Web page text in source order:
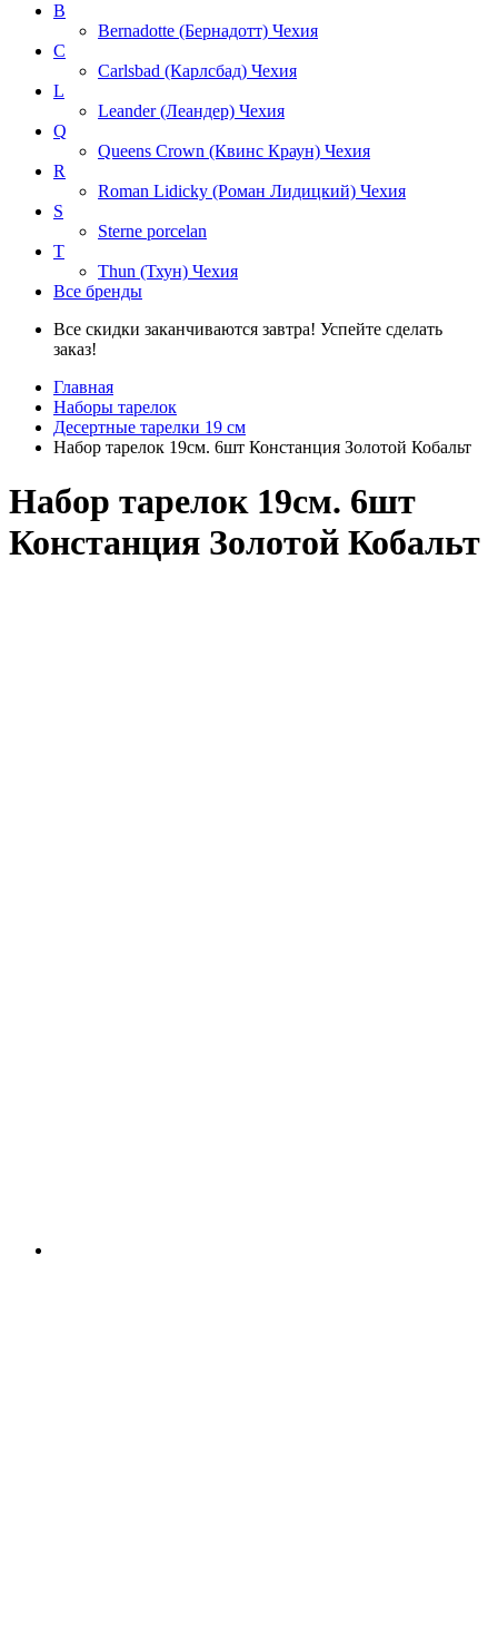
B
Bernadotte (Бернадотт) Чехия
C
Carlsbad (Карлсбад) Чехия
L
Leander (Леандер) Чехия
Q
Queens Crown (Квинс Краун) Чехия
R
Roman Lidicky (Роман Лидицкий) Чехия
S
Sterne porcelan
T
Thun (Тхун) Чехия
Все бренды
Все скидки заканчиваются завтра! Успейте сделать
заказ!
Главная
Наборы тарелок
Десертные тарелки 19 см
Набор тарелок 19см. 6шт Констанция Золотой Кобальт
Набор тарелок 19см. 6шт
Констанция Золотой Кобальт